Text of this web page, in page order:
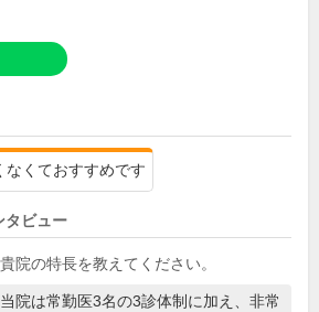
なくておすすめです
タビュー
貴院の特長を教えてください。
当院は常勤医3名の3診体制に加え、非常